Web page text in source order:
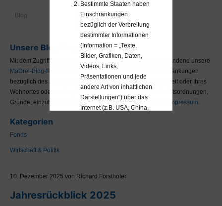
Blog
Unsere Blog-Regeln
Mit dem Zugriff auf unsere Beiträge erkennen Sie rechtlich bindend unsere
MaDrei-Blog-Regeln
an und verpflichten sich zudem Beschränkungen
bezüglich des Zugriffs aufgrund Ihrer staatlichen Zugehörigkeit oder Ihres
Wohnortes oder andere, bedingt durch Sie betreffende Rechtsordnungen,
Gründe, einzuhalten.
Bitte beachten Sie hierzu auch unser Impressum.
Kategorien
Fonds
Wirtschaft & Politik
10. Dezember 2025 von Richard Forsthofer
Jahresrückblick 2025
Bestimmte Staaten haben
Einschränkungen
bezüglich der Verbreitung
bestimmter Informationen
(Information = „Texte,
Bilder, Grafiken, Daten,
Videos, Links,
Präsentationen und jede
andere Art von inhaltlichen
Darstellungen“) über das
Internet (z.B. USA, China,
Zugriff auf bestimmte
Seiten für Sie rechtswidrig